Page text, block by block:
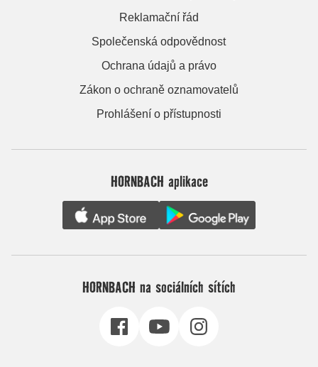
Reklamační řád
Společenská odpovědnost
Ochrana údajů a právo
Zákon o ochraně oznamovatelů
Prohlášení o přístupnosti
HORNBACH aplikace
HORNBACH na sociálních sítích